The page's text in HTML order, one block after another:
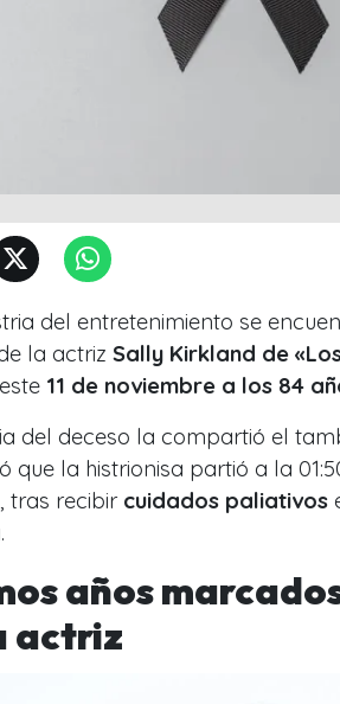
del entretenimiento se
la actriz Sally Kirkland de
11 de noviembre a los 84
del deceso la compartió el
que la histrionisa partió a la
tras recibir cuidados paliativos
años
actriz